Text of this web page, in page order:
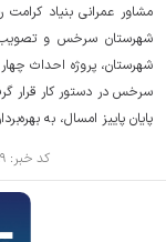
مشاور عمرانی بنیاد
شهرستان سرخس و تصویب
شهرستان، پروژه احداث
سرخس در دستور کار قرار
پایان پاییز امسال، به
کد خبر: ۷۱۱۶۸۹ تاریخ انتشار : ۱۴۰۵/۰۵/۰۶